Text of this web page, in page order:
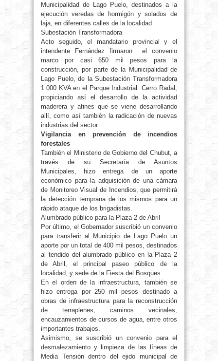
Municipalidad de Lago Puelo, destinados a la
ejecución veredas de hormigón y solados de
laja, en diferentes calles de la localidad
Subestación Transformadora
Acto seguido, el mandatario provincial y el
intendente Fernández firmaron el convenio
marco por casi 650 mil pesos para la
construcción, por parte de la Municipalidad de
Lago Puelo, de la Subestación Transformadora
1.000 KVA en el Parque Industrial Cerro Radal,
propiciando así el desarrollo de la actividad
maderera y afines que se viene desarrollando
allí, como así también la radicación de nuevas
industrias del sector
Vigilancia en prevención de incendios
forestales
También el Ministerio de Gobierno del Chubut, a
través de su Secretaría de Asuntos
Municipales, hizo entrega de un aporte
económico para la adquisición de una cámara
de Monitoreo Visual de Incendios, que permitirá
la detección temprana de los mismos para un
rápido ataque de los brigadistas.
Alumbrado público para la Plaza 2 de Abril
Por último, el Gobernador suscribió un convenio
para transferir al Municipio de Lago Puelo un
aporte por un total de 400 mil pesos, destinados
al tendido del alumbrado público en la Plaza 2
de Abril, el principal paseo público de la
localidad, y sede de la Fiesta del Bosques.
En el orden de la infraestructura, también se
hizo entrega por 250 mil pesos destinado a
obras de infraestructura para la reconstrucción
de terraplenes, caminos vecinales,
encauzamientos de cursos de agua, entre otros
importantes trabajos.
Asimismo, se suscribió un convenio para el
desmalezamiento y limpieza de las líneas de
Media Tensión dentro del ejido municipal de